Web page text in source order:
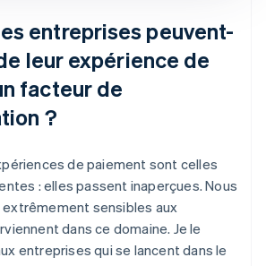
entreprises peuvent-
leur expérience de
facteur de
?
de paiement sont celles
: elles passent inaperçues. Nous
sensibles aux
dans ce domaine. Je le
entreprises qui se lancent dans le